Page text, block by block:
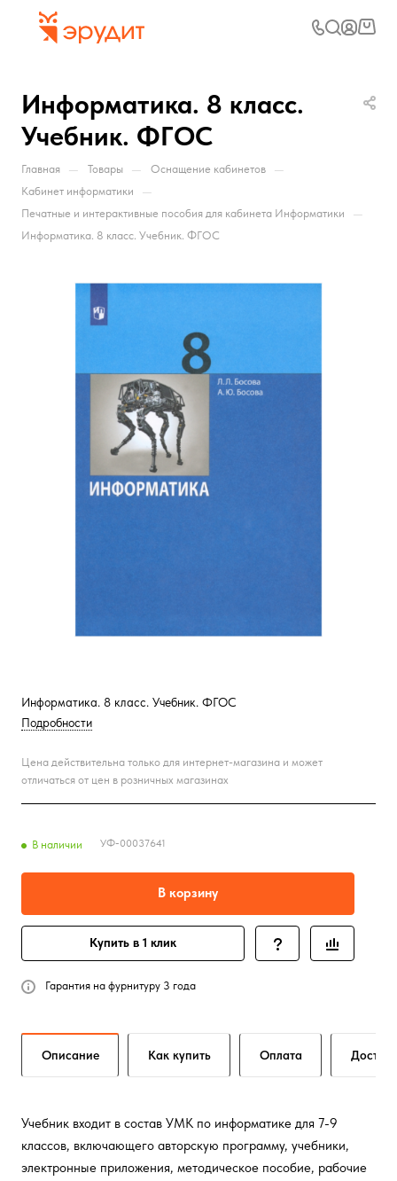
Информатика. 8 класс.
Учебник. ФГОС
Главная — Товары — Оснащение кабинетов —
Кабинет информатики —
Печатные и интерактивные пособия для кабинета Информатики —
Информатика. 8 класс. Учебник. ФГОС
Информатика. 8 класс. Учебник. ФГОС
Подробности
Цена действительна только для интернет-магазина и может
отличаться от цен в розничных магазинах
В наличии УФ-00037641
В корзину
Купить в 1 клик
Гарантия на фурнитуру 3 года
Описание Как купить Оплата
Учебник входит в состав УМК по информатике для 7-9
классов, включающего авторскую программу, учебники,
электронные приложения, методическое пособие, рабочие